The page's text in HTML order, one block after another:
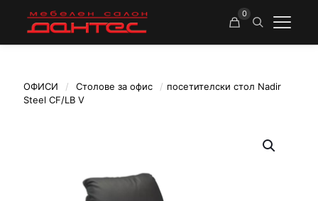
0
ОФИСИ / Столове за офис / посетителски стол Nadir
Steel CF/LB V